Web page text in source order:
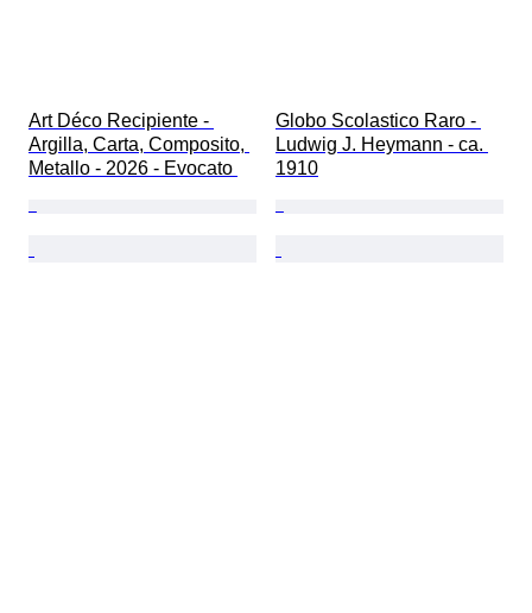
Art Déco Recipiente -
Argilla, Carta, Composito,
Metallo - 2026 - Evocato
Globo Scolastico Raro -
Ludwig J. Heymann - ca.
1910